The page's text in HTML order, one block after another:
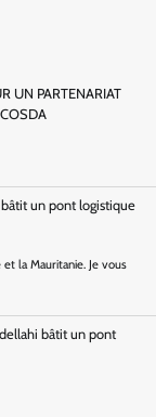
UN PARTENARIAT
COSDA
un pont logistique
la Mauritanie. Je vous
bâtit un pont